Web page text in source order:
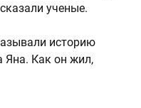
ученые.
историю
Яна. Как он жил,